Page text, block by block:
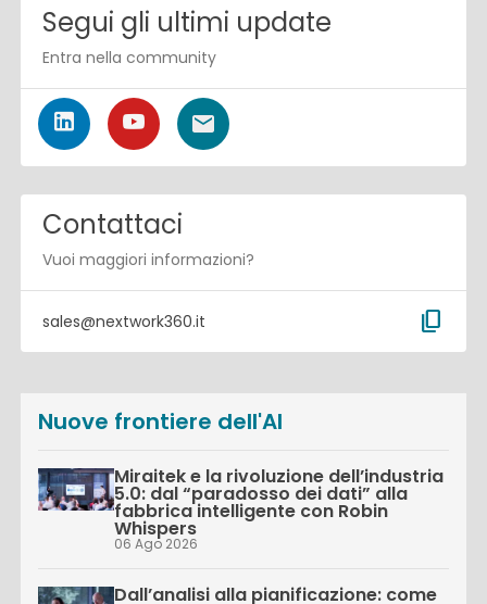
Segui gli ultimi update
Entra nella community
Contattaci
Vuoi maggiori informazioni?
sales@nextwork360.it content_copy
Nuove frontiere dell'AI
Miraitek e la rivoluzione dell’industria
5.0: dal “paradosso dei dati” alla
fabbrica intelligente con Robin
Whispers
06 Ago 2026
Dall’analisi alla pianificazione: come